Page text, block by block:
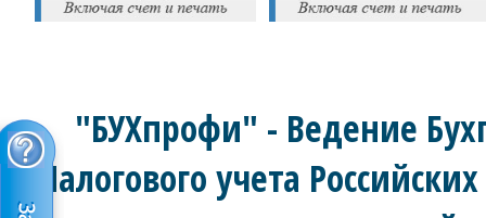
"БУХпрофи" - Ведение
Налогового учета